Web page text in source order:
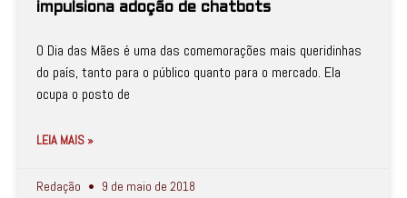
impulsiona adoção de chatbots
O Dia das Mães é uma das comemorações mais queridinhas
do país, tanto para o público quanto para o mercado. Ela
ocupa o posto de
LEIA MAIS »
Redação 9 de maio de 2018